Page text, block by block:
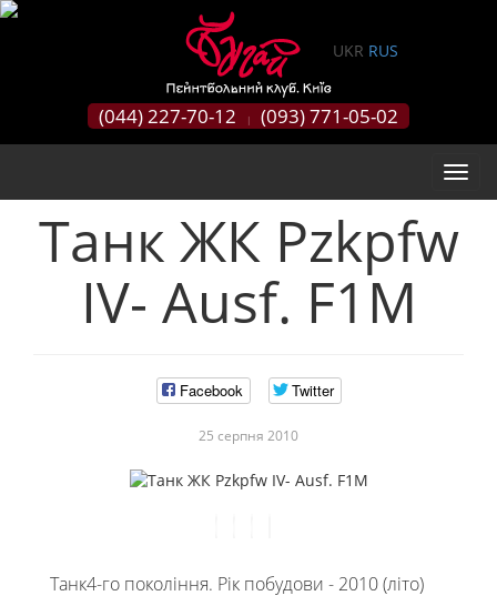
UKR RUS
(044) 227-70-12 | (093) 771-05-02
Танк ЖК Pzkpfw
IV- Ausf. F1M
Facebook Twitter
25 серпня 2010
Танк4-го покоління. Рік побудови - 2010 (літо)